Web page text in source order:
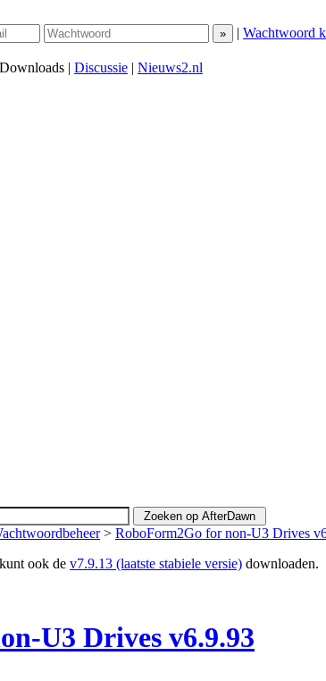
| Wachtwoord
Downloads | Discussie | Nieuws2.nl
> RoboForm2Go for non-U3 Drives
ook de v7.9.13 (laatste stabiele versie) downloaden.
U3 Drives v6.9.93